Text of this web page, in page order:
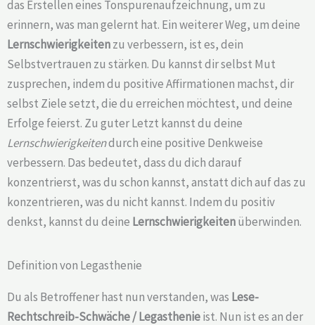
das Erstellen eines Tonspurenaufzeichnung, um zu
erinnern, was man gelernt hat. Ein weiterer Weg, um deine
Lernschwierigkeitenzu verbessern, ist es, dein
Selbstvertrauen zu stärken. Du kannst dir selbst Mut
zusprechen, indem du positive Affirmationen machst, dir
selbst Ziele setzt, die du erreichen möchtest, und deine
Erfolge feierst. Zu guter Letzt kannst du deine
Lernschwierigkeitendurch eine positive Denkweise
verbessern. Das bedeutet, dass du dich darauf
konzentrierst, was du schon kannst, anstatt dich auf das zu
konzentrieren, was du nicht kannst. Indem du positiv
denkst, kannst du deine Lernschwierigkeitenüberwinden.
Definition von Legasthenie
Du als Betroffener hast nun verstanden, was Lese-
Rechtschreib-Schwäche /Legasthenieist. Nun ist es an der